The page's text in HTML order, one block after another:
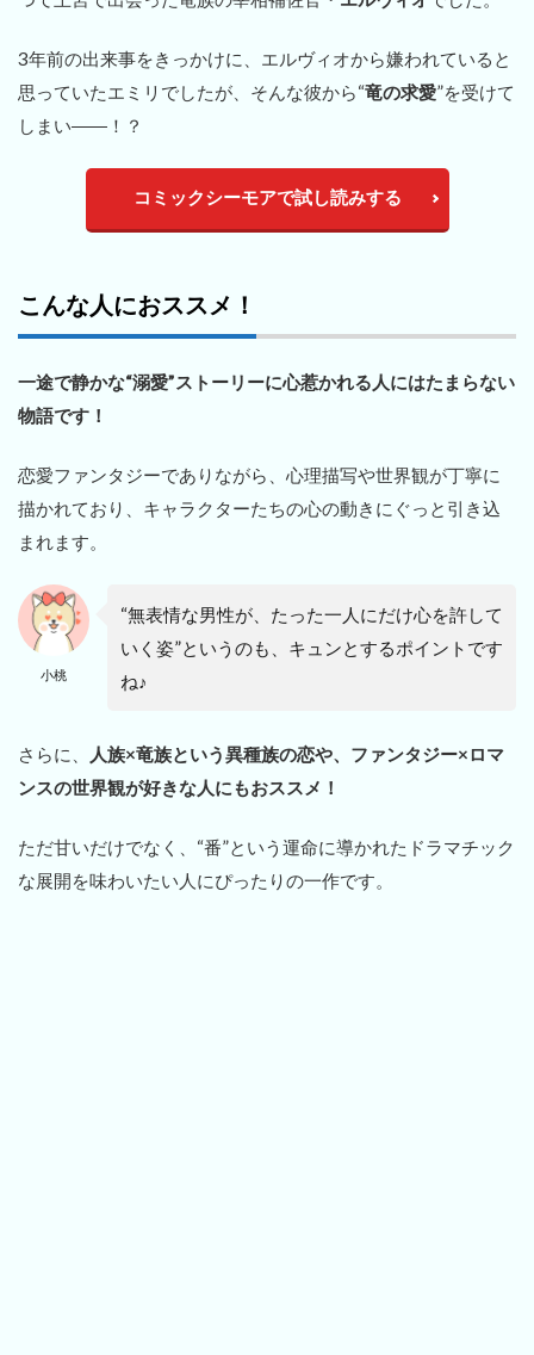
3年前の出来事をきっかけに、エルヴィオから嫌われていると
思っていたエミリでしたが、そんな彼から“竜の求愛”を受けて
しまい――！？
コミックシーモアで試し読みする
こんな人におススメ！
一途で静かな“溺愛”ストーリーに心惹かれる人にはたまらない
物語です！
恋愛ファンタジーでありながら、心理描写や世界観が丁寧に
描かれており、キャラクターたちの心の動きにぐっと引き込
まれます。
小桃
“無表情な男性が、たった一人にだけ心を許して
いく姿”というのも、キュンとするポイントです
ね♪
さらに、
人族×竜族という異種族の恋や、ファンタジー×ロマ
ンスの世界観が好きな人にもおススメ！
ただ甘いだけでなく、“番”という運命に導かれたドラマチック
な展開を味わいたい人にぴったりの一作です。